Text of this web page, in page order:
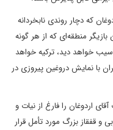
که دچار روندی نابخردانه
منطقه‌ای که از هر گونه
خواهد دید، ترکیه خواهد
با نمایش دروغین پیروزی در
اردوغان را فارغ از نیات و
قفقاز بزرگ مورد تأمل قرار